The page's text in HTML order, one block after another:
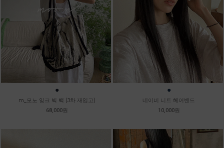
●
m_모노 잉크 빅 백 [3차 재입고]
68,000원
●
네이비 니트 헤어밴드
10,000원